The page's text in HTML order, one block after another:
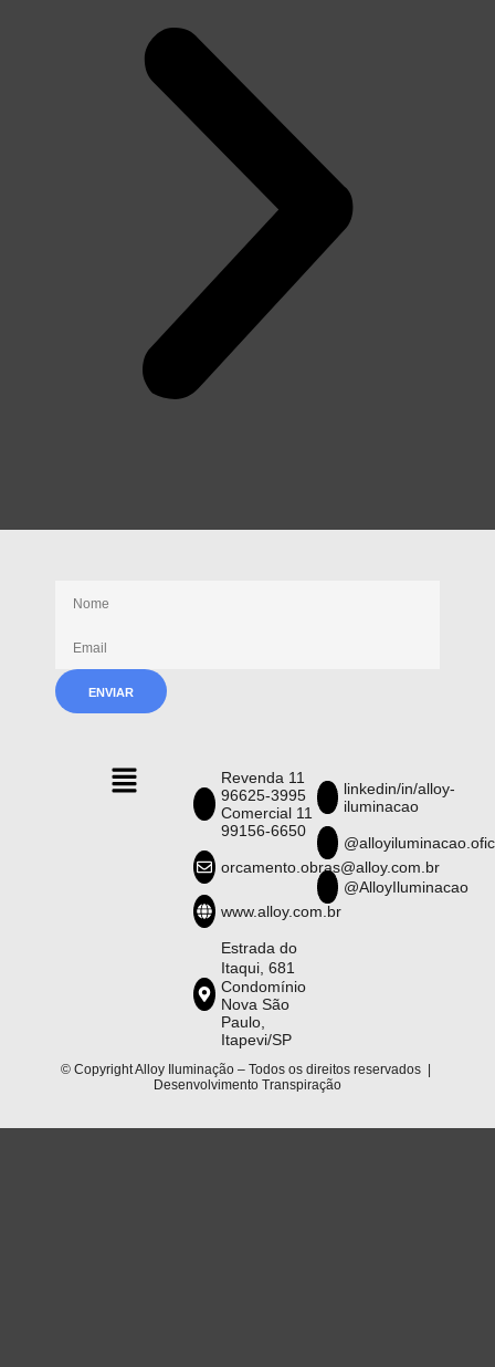
Revenda 11
96625-3995
Comercial 11
99156-6650
orcamento.obras@alloy.com.br
www.alloy.com.br
Estrada do
Itaqui, 681
Condomínio
Nova São
Paulo,
Itapevi/SP
linkedin/in/alloy-
iluminacao
@AlloyIluminacao
© Copyright Alloy Iluminação – Todos os direitos reservados |
Desenvolvimento Transpiração